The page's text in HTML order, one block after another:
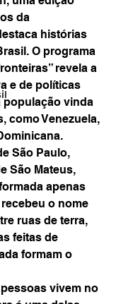
da
histórias
O programa
revela a
e de políticas
população vinda
como Venezuela,
São Paulo,
São Mateus,
apenas
o nome
ruas de terra,
feitas de
formam o
vivem no